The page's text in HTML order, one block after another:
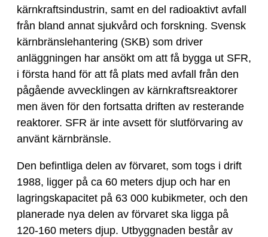
kärnkraftsindustrin, samt en del radioaktivt avfall
från bland annat sjukvård och forskning. Svensk
kärnbränslehantering (SKB) som driver
anläggningen har ansökt om att få bygga ut SFR,
i första hand för att få plats med avfall från den
pågående avvecklingen av kärnkraftsreaktorer
men även för den fortsatta driften av resterande
reaktorer. SFR är inte avsett för slutförvaring av
använt kärnbränsle.
Den befintliga delen av förvaret, som togs i drift
1988, ligger på ca 60 meters djup och har en
lagringskapacitet på 63 000 kubikmeter, och den
planerade nya delen av förvaret ska ligga på
120-160 meters djup. Utbyggnaden består av